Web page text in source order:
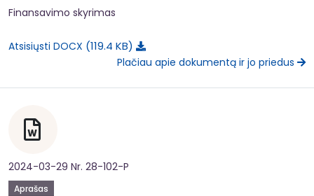
Finansavimo skyrimas
Atsisiųsti DOCX 119.4 KB
Plačiau apie dokumentą ir jo priedus
2024-03-29 Nr. 28-102-P
Aprašas